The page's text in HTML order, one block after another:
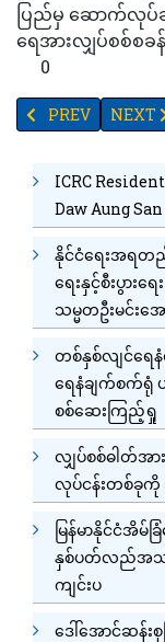
ပြည်မှ ဆောက်လုပ်
ရေအားလျှပ်စစ်စခ
0
PREVIOUS
PREV NEXT
ICRC
Daw Aung
နိုင်ငံရေးအရ
ရေးနှင့်စီးပွာ
သမ္မတဦးမင်းအေ
တစ်နှစ်လျင်ရေ
ရေနံချက်စက်ရုံ
စစ်ဆေးကြည့်ရှု
လျှပ်စစ်ဓါတ်အ
လုပ်ငန်းတစ်ခု
မြန်မာနိုင်ငံအိမ်
နှစ်ပတ်လည်အသ
ကျင်းပ
ဒေါ်အောင်ဆန်